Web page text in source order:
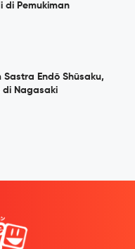
di Pemukiman
Sastra Endō Shūsaku,
di Nagasaki